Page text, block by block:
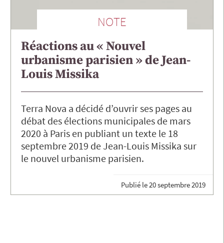
NOTE
Réactions au « Nouvel
urbanisme parisien » de Jean-
Louis Missika
Terra Nova a décidé d’ouvrir ses pages au
débat des élections municipales de mars
2020 à Paris en publiant un texte le 18
septembre 2019 de Jean-Louis Missika sur
le nouvel urbanisme parisien.
Publié le20 septembre 2019